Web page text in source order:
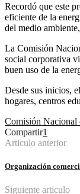
Recordó que este
eficiente de la
del medio
La Comisión
social corporativa
buen uso de la
Desde sus inicios,
hogares, centros
Comisión
Compartir1
Articulo anterior
Organización
Siguiente articulo